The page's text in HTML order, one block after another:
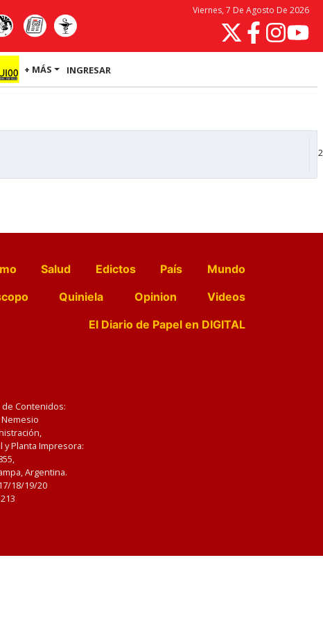
Viernes, 7 De Agosto De 2026
+ MÁS INGRESAR
Salud Edictos País
Mundo
Quiniela Opinion
Videos
El Diario de Papel en DIGITAL
Contenidos:
Nemesio
y Planta Impresora:
Argentina.
18/19/20